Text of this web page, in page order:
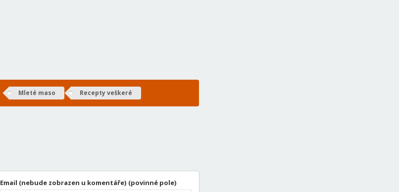
Mleté maso Recepty veškeré
Email (nebude zobrazen u komentáře) (povinné pole)